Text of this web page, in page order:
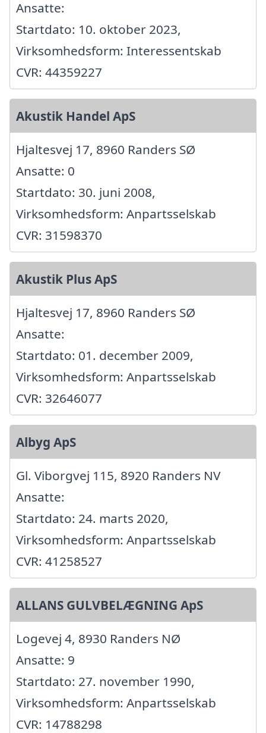
Ansatte:
Startdato: 10. oktober 2023,
Virksomhedsform: Interessentskab
CVR: 44359227
Akustik Handel ApS
Hjaltesvej 17, 8960 Randers SØ
Ansatte: 0
Startdato: 30. juni 2008,
Virksomhedsform: Anpartsselskab
CVR: 31598370
Akustik Plus ApS
Hjaltesvej 17, 8960 Randers SØ
Ansatte:
Startdato: 01. december 2009,
Virksomhedsform: Anpartsselskab
CVR: 32646077
Albyg ApS
Gl. Viborgvej 115, 8920 Randers NV
Ansatte:
Startdato: 24. marts 2020,
Virksomhedsform: Anpartsselskab
CVR: 41258527
ALLANS GULVBELÆGNING ApS
Logevej 4, 8930 Randers NØ
Ansatte: 9
Startdato: 27. november 1990,
Virksomhedsform: Anpartsselskab
CVR: 14788298